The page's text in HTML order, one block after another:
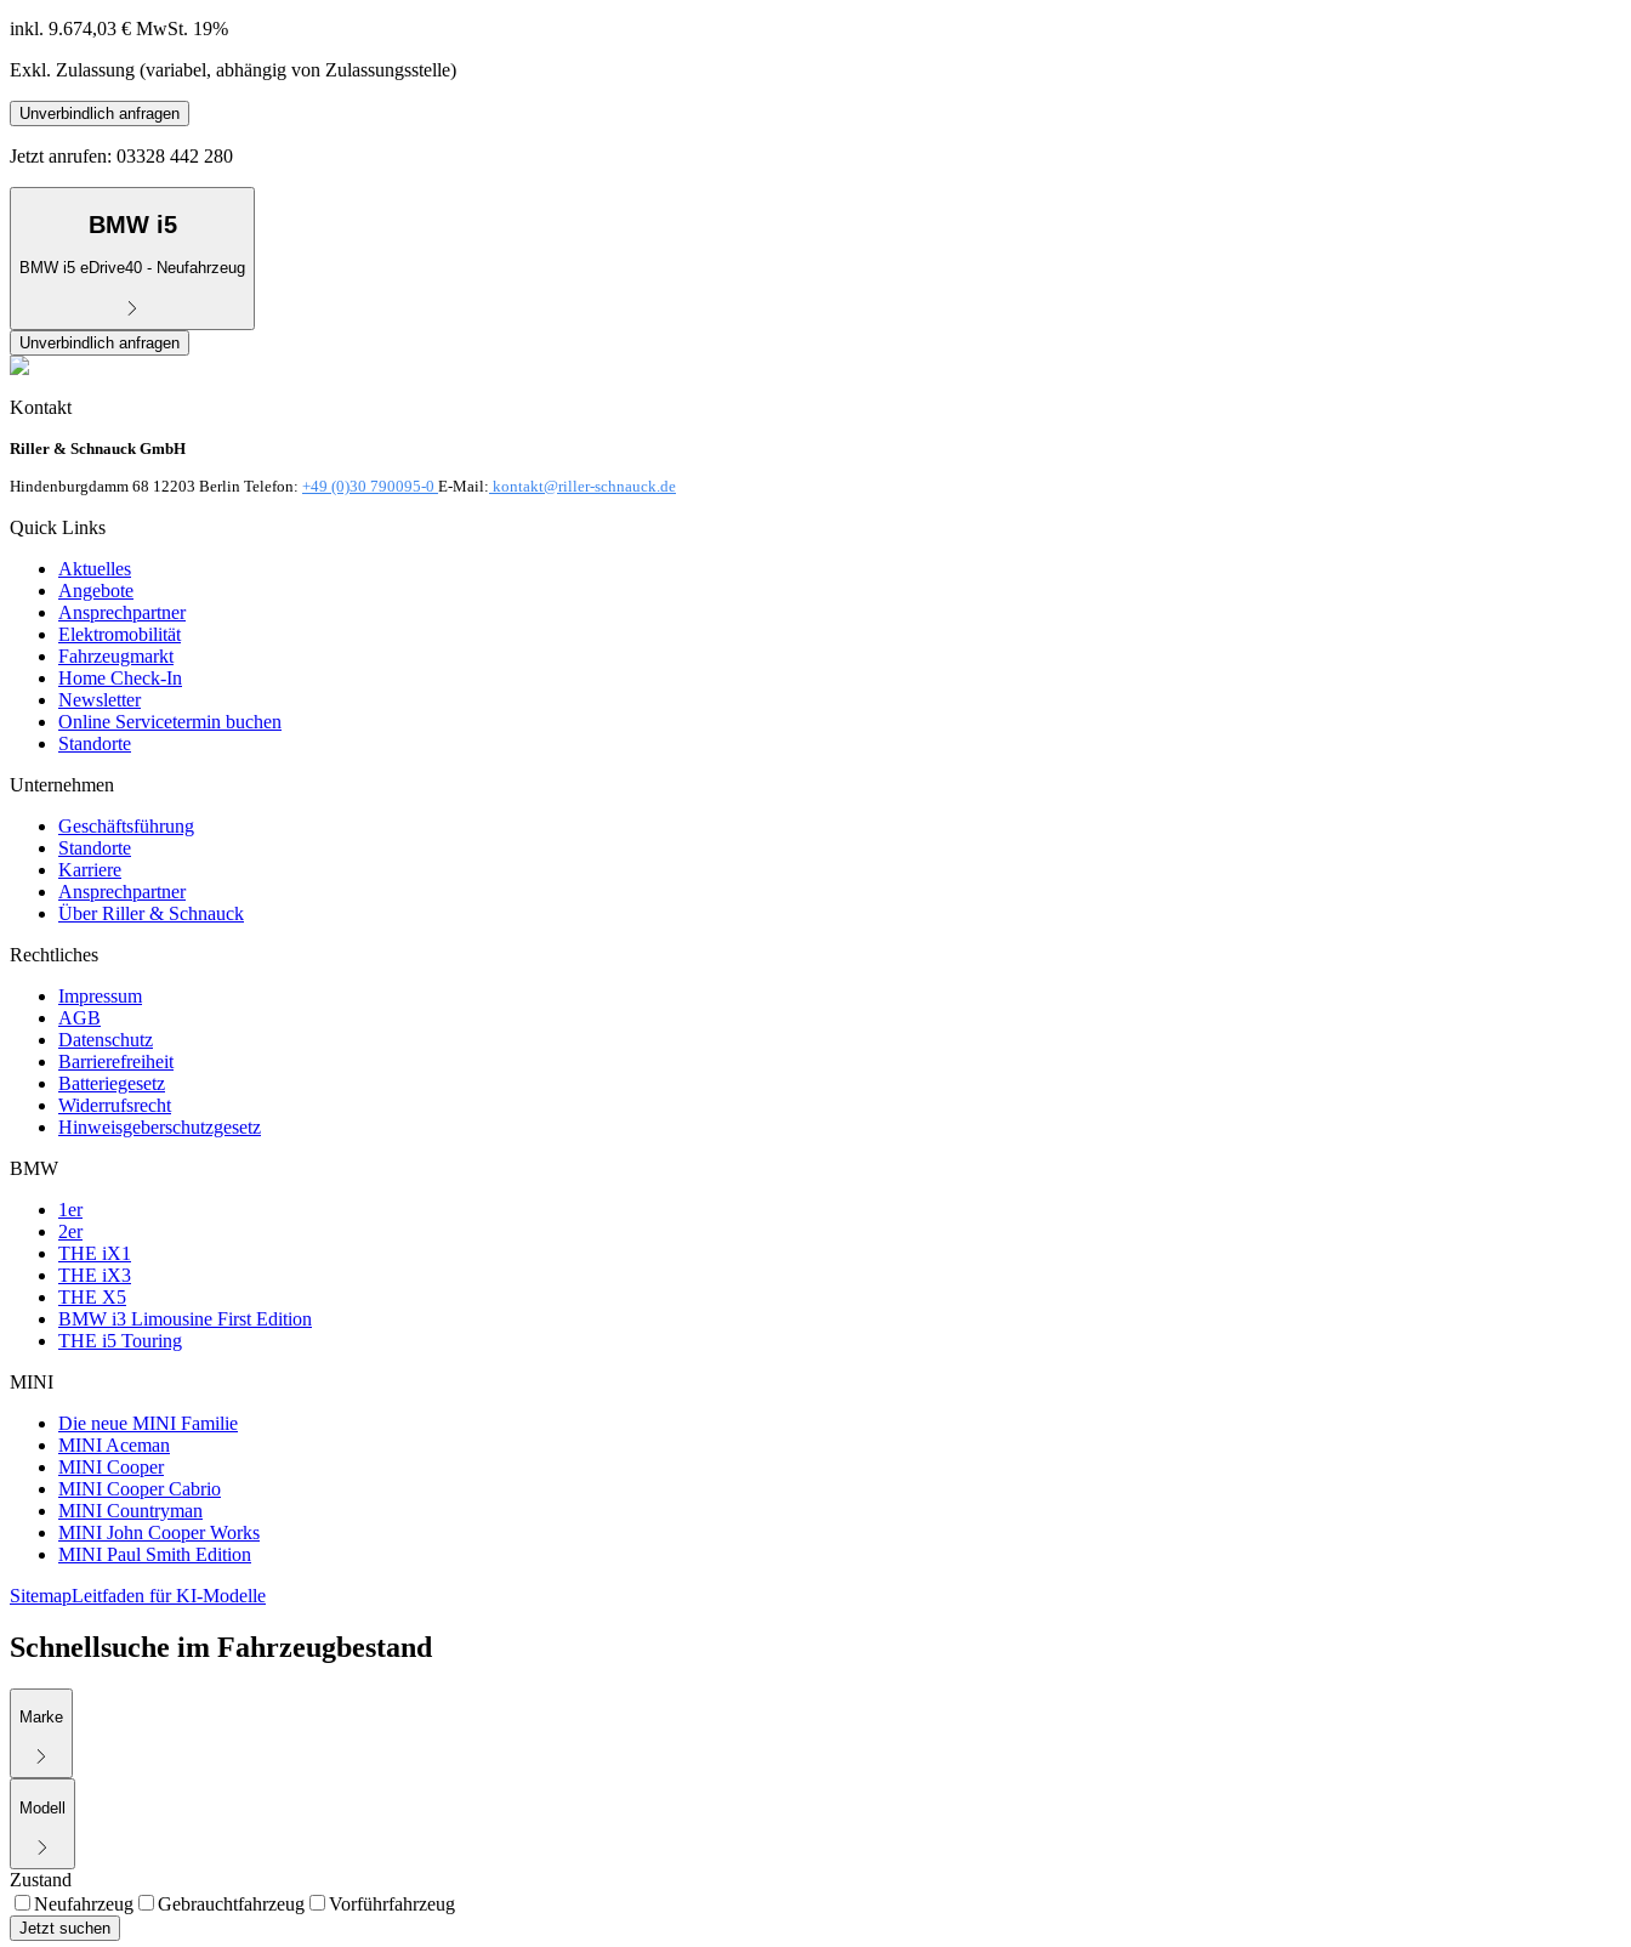
inkl. 9.674,03 € MwSt. 19%
Exkl. Zulassung (variabel, abhängig von Zulassungsstelle)
Unverbindlich anfragen
Jetzt anrufen: 03328 442 280
BMW i5
BMW i5 eDrive40 - Neufahrzeug
Unverbindlich anfragen
Kontakt
Riller & Schnauck GmbH
Hindenburgdamm 68 12203 Berlin Telefon: +49 (0)30 790095-0 E-Mail: kontakt@riller-schnauck.de
Quick Links
Aktuelles
Angebote
Ansprechpartner
Elektromobilität
Fahrzeugmarkt
Home Check-In
Newsletter
Online Servicetermin buchen
Standorte
Unternehmen
Geschäftsführung
Standorte
Karriere
Ansprechpartner
Über Riller & Schnauck
Rechtliches
Impressum
AGB
Datenschutz
Barrierefreiheit
Batteriegesetz
Widerrufsrecht
Hinweisgeberschutzgesetz
BMW
1er
2er
THE iX1
THE iX3
THE X5
BMW i3 Limousine First Edition
THE i5 Touring
MINI
Die neue MINI Familie
MINI Aceman
MINI Cooper
MINI Cooper Cabrio
MINI Countryman
MINI John Cooper Works
MINI Paul Smith Edition
SitemapLeitfaden für KI-Modelle
Schnellsuche im Fahrzeugbestand
Marke
Modell
Zustand
Neufahrzeug
Gebrauchtfahrzeug Vorführfahrzeug
Jetzt suchen